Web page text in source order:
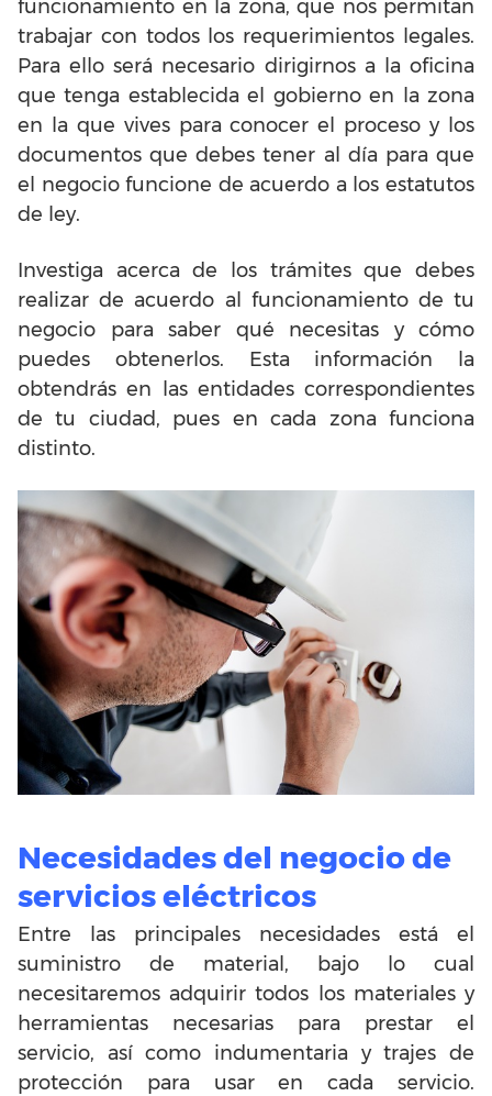
funcionamiento en la zona, que nos permitan
trabajar con todos los requerimientos legales.
Para ello será necesario dirigirnos a la oficina
que tenga establecida el gobierno en la zona
en la que vives para conocer el proceso y los
documentos que debes tener al día para que
el negocio funcione de acuerdo a los estatutos
de ley.
Investiga acerca de los trámites que debes
realizar de acuerdo al funcionamiento de tu
negocio para saber qué necesitas y cómo
puedes obtenerlos. Esta información la
obtendrás en las entidades correspondientes
de tu ciudad, pues en cada zona funciona
distinto.
Necesidades del negocio de
servicios eléctricos
Entre las principales necesidades está el
suministro de material, bajo lo cual
necesitaremos adquirir todos los materiales y
herramientas necesarias para prestar el
servicio, así como indumentaria y trajes de
protección para usar en cada servicio.